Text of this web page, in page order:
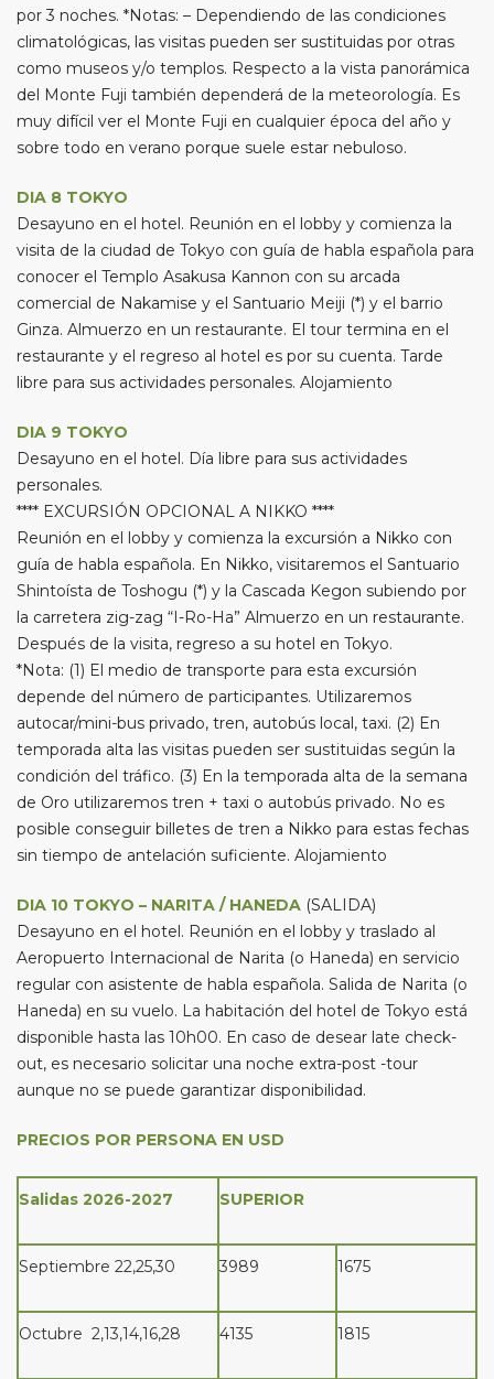
por 3 noches. *Notas: – Dependiendo de las condiciones
climatológicas, las visitas pueden ser sustituidas por otras
como museos y/o templos. Respecto a la vista panorámica
del Monte Fuji también dependerá de la meteorología. Es
muy difícil ver el Monte Fuji en cualquier época del año y
sobre todo en verano porque suele estar nebuloso.
DIA 8 TOKYO
Desayuno en el hotel. Reunión en el lobby y comienza la
visita de la ciudad de Tokyo con guía de habla española para
conocer el Templo Asakusa Kannon con su arcada
comercial de Nakamise y el Santuario Meiji (*) y el barrio
Ginza. Almuerzo en un restaurante. El tour termina en el
restaurante y el regreso al hotel es por su cuenta. Tarde
libre para sus actividades personales. Alojamiento
DIA 9 TOKYO
Desayuno en el hotel. Día libre para sus actividades
personales.
**** EXCURSIÓN OPCIONAL A NIKKO ****
Reunión en el lobby y comienza la excursión a Nikko con
guía de habla española. En Nikko, visitaremos el Santuario
Shintoísta de Toshogu (*) y la Cascada Kegon subiendo por
la carretera zig-zag “I-Ro-Ha” Almuerzo en un restaurante.
Después de la visita, regreso a su hotel en Tokyo.
*Nota: (1) El medio de transporte para esta excursión
depende del número de participantes. Utilizaremos
autocar/mini-bus privado, tren, autobús local, taxi. (2) En
temporada alta las visitas pueden ser sustituidas según la
condición del tráfico. (3) En la temporada alta de la semana
de Oro utilizaremos tren + taxi o autobús privado. No es
posible conseguir billetes de tren a Nikko para estas fechas
sin tiempo de antelación suficiente. Alojamiento
DIA 10 TOKYO – NARITA / HANEDA (SALIDA)
Desayuno en el hotel. Reunión en el lobby y traslado al
Aeropuerto Internacional de Narita (o Haneda) en servicio
regular con asistente de habla española. Salida de Narita (o
Haneda) en su vuelo. La habitación del hotel de Tokyo está
disponible hasta las 10h00. En caso de desear late check-
out, es necesario solicitar una noche extra-post -tour
aunque no se puede garantizar disponibilidad.
PRECIOS POR PERSONA EN USD
Salidas 2026-2027 SUPERIOR
Septiembre 22,25,30 3989 1675
Octubre 2,13,14,16,28 4135 1815